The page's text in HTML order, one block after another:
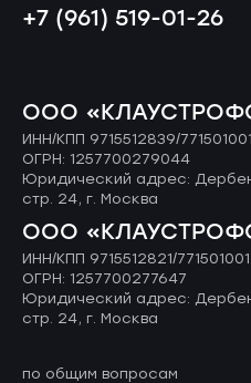
+7 (961) 519-01-26
ОOO
ИНН/КПП 9715512839/771501001
ОГРН: 1257700279044
Юридический адрес:
стр. 24, г. Москва
ОOO
ИНН/КПП 9715512821/771501001
ОГРН: 1257700277647
Юридический адрес:
стр. 24, г. Москва
по общим вопросам